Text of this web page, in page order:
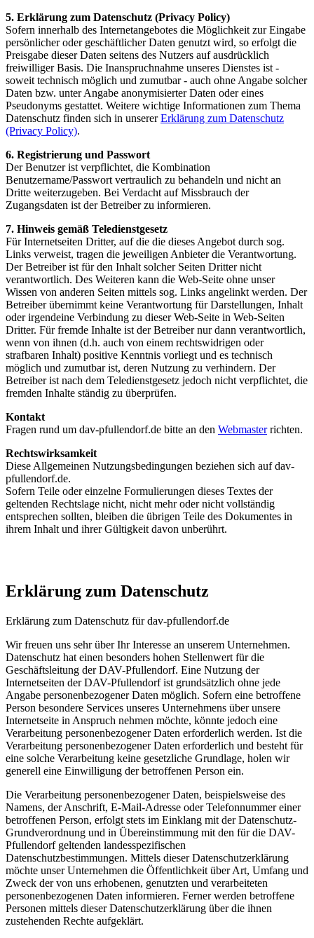
5. Erklärung zum Datenschutz (Privacy Policy)
Sofern innerhalb des Internetangebotes die Möglichkeit zur Eingabe
persönlicher oder geschäftlicher Daten genutzt wird, so erfolgt die
Preisgabe dieser Daten seitens des Nutzers auf ausdrücklich
freiwilliger Basis. Die Inanspruchnahme unseres Dienstes ist -
soweit technisch möglich und zumutbar - auch ohne Angabe solcher
Daten bzw. unter Angabe anonymisierter Daten oder eines
Pseudonyms gestattet. Weitere wichtige Informationen zum Thema
Datenschutz finden sich in unsererErklärung zum Datenschutz
(Privacy Policy).
6. Registrierung und Passwort
Der Benutzer ist verpflichtet, die Kombination
Benutzername/Passwort vertraulich zu behandeln und nicht an
Dritte weiterzugeben. Bei Verdacht auf Missbrauch der
Zugangsdaten ist der Betreiber zu informieren.
7. Hinweis gemäß Teledienstgesetz
Für Internetseiten Dritter, auf die die dieses Angebot durch sog.
Links verweist, tragen die jeweiligen Anbieter die Verantwortung.
Der Betreiber ist für den Inhalt solcher Seiten Dritter nicht
verantwortlich. Des Weiteren kann die Web-Seite ohne unser
Wissen von anderen Seiten mittels sog. Links angelinkt werden. Der
Betreiber übernimmt keine Verantwortung für Darstellungen, Inhalt
oder irgendeine Verbindung zu dieser Web-Seite in Web-Seiten
Dritter. Für fremde Inhalte ist der Betreiber nur dann verantwortlich,
wenn von ihnen (d.h. auch von einem rechtswidrigen oder
strafbaren Inhalt) positive Kenntnis vorliegt und es technisch
möglich und zumutbar ist, deren Nutzung zu verhindern. Der
Betreiber ist nach dem Teledienstgesetz jedoch nicht verpflichtet, die
fremden Inhalte ständig zu überprüfen.
Kontakt
Fragen rund um dav-pfullendorf.de bitte an den Webmasterrichten.
Rechtswirksamkeit
Diese Allgemeinen Nutzungsbedingungen beziehen sich auf dav-
pfullendorf.de.
Sofern Teile oder einzelne Formulierungen dieses Textes der
geltenden Rechtslage nicht, nicht mehr oder nicht vollständig
entsprechen sollten, bleiben die übrigen Teile des Dokumentes in
ihrem Inhalt und ihrer Gültigkeit davon unberührt.
Erklärung zum Datenschutz
Erklärung zum Datenschutz für dav-pfullendorf.de
Wir freuen uns sehr über Ihr Interesse an unserem Unternehmen.
Datenschutz hat einen besonders hohen Stellenwert für die
Geschäftsleitung der DAV-Pfullendorf. Eine Nutzung der
Internetseiten der DAV-Pfullendorf ist grundsätzlich ohne jede
Angabe personenbezogener Daten möglich. Sofern eine betroffene
Person besondere Services unseres Unternehmens über unsere
Internetseite in Anspruch nehmen möchte, könnte jedoch eine
Verarbeitung personenbezogener Daten erforderlich werden. Ist die
Verarbeitung personenbezogener Daten erforderlich und besteht für
eine solche Verarbeitung keine gesetzliche Grundlage, holen wir
generell eine Einwilligung der betroffenen Person ein.
Die Verarbeitung personenbezogener Daten, beispielsweise des
Namens, der Anschrift, E-Mail-Adresse oder Telefonnummer einer
betroffenen Person, erfolgt stets im Einklang mit der Datenschutz-
Grundverordnung und in Übereinstimmung mit den für die DAV-
Pfullendorf geltenden landesspezifischen
Datenschutzbestimmungen. Mittels dieser Datenschutzerklärung
möchte unser Unternehmen die Öffentlichkeit über Art, Umfang und
Zweck der von uns erhobenen, genutzten und verarbeiteten
personenbezogenen Daten informieren. Ferner werden betroffene
Personen mittels dieser Datenschutzerklärung über die ihnen
zustehenden Rechte aufgeklärt.